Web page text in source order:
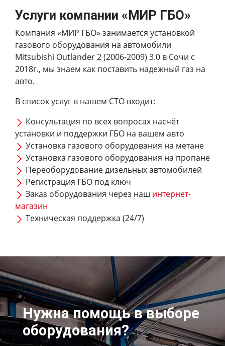
Услуги компании «МИР ГБО»
Компания «МИР ГБО» занимается установкой
газового оборудования на автомобили
Mitsubishi Outlander 2 (2006-2009) 3.0 в Сочи с
2018г., мы знаем как поставить надежный газ на
авто.
В список услуг в нашем СТО входит:
Консультация по всех вопросах насчёт
установки и поддержки ГБО на вашем авто
Установка газового оборудования на метане
Установка газового оборудования на пропане
Переоборудование дизельных автомобилей
Регистрация ГБО под ключ
Заказ оборудования через наш интернет-
магазин
Техническая поддержка (24/7)
Нужна помощь в выборе
оборудования?